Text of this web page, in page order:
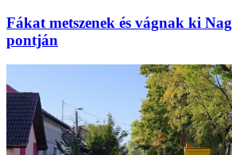
Fákat metszenek és vágnak ki
pontján